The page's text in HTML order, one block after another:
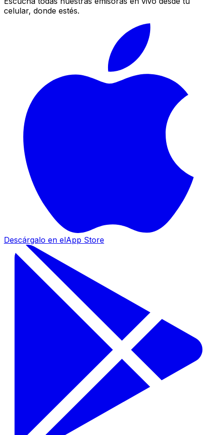
celular, donde estés.
Descárgalo en elApp Store